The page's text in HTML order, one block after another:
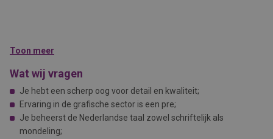
Toon meer
Wat wij vragen
Je hebt een scherp oog voor detail en kwaliteit;
Ervaring in de grafische sector is een pre;
Je beheerst de Nederlandse taal zowel schriftelijk als
mondeling;